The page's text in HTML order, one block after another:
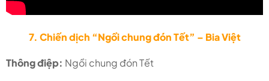
7. Chiến dịch “Ngồi chung đón Tết” – Bia Việt
Thông điệp: Ngồi chung đón Tết